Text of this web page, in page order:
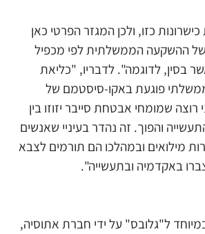
כזו, ולכן המגזר הפרטי כאן
ההשקעה הממשלתית לפי מכפיל
בסין, לדוגמה". לדבריו, "כליאת
פוגעת באקו-סיסטמם של
שמומחי אבטחת סייבר יזוזו בין
והפוך. זה נהדר בעיניי שאנשים
מילואים ובמהלכו הם תורמים לצבא
באקדמיה ובתעשייה".
ל"גלובס" על ידי חברת אתוסיה,